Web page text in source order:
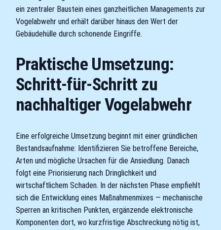
ein zentraler Baustein eines ganzheitlichen Managements zur
Vogelabwehr und erhält darüber hinaus den Wert der
Gebäudehülle durch schonende Eingriffe.
Praktische Umsetzung:
Schritt-für-Schritt zu
nachhaltiger Vogelabwehr
Eine erfolgreiche Umsetzung beginnt mit einer gründlichen
Bestandsaufnahme: Identifizieren Sie betroffene Bereiche,
Arten und mögliche Ursachen für die Ansiedlung. Danach
folgt eine Priorisierung nach Dringlichkeit und
wirtschaftlichem Schaden. In der nächsten Phase empfiehlt
sich die Entwicklung eines Maßnahmenmixes — mechanische
Sperren an kritischen Punkten, ergänzende elektronische
Komponenten dort, wo kurzfristige Abschreckung nötig ist,